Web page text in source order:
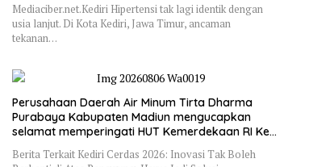
Mediaciber.net.Kediri Hipertensi tak lagi identik dengan
usia lanjut. Di Kota Kediri, Jawa Timur, ancaman
tekanan…
Perusahaan Daerah Air Minum Tirta Dharma
Purabaya Kabupaten Madiun mengucapkan
selamat memperingati HUT Kemerdekaan RI Ke
Berita Terkait Kediri Cerdas 2026: Inovasi Tak Boleh